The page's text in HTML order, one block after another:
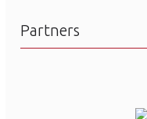
Partners